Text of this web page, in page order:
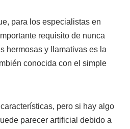
para los especialistas en
requisito de nunca
hermosas y llamativas es la
conocida con el simple
pero si hay algo
parecer artificial debido a